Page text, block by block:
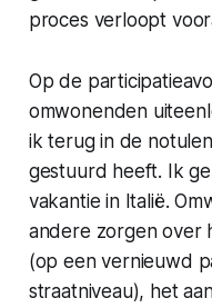
proces verloopt
Op de
omwonenden
ik terug in de
gestuurd heeft. Ik
vakantie in Italië.
andere zorgen over
(op een vernieuwd
straatniveau), het